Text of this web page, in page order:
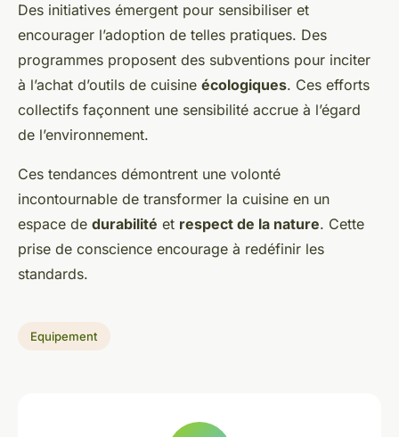
Des initiatives émergent pour sensibiliser et
encourager l’adoption de telles pratiques. Des
programmes proposent des subventions pour inciter
à l’achat d’outils de cuisine écologiques. Ces efforts
collectifs façonnent une sensibilité accrue à l’égard
de l’environnement.
Ces tendances démontrent une volonté
incontournable de transformer la cuisine en un
espace de durabilité et respect de la nature. Cette
prise de conscience encourage à redéfinir les
standards.
Equipement